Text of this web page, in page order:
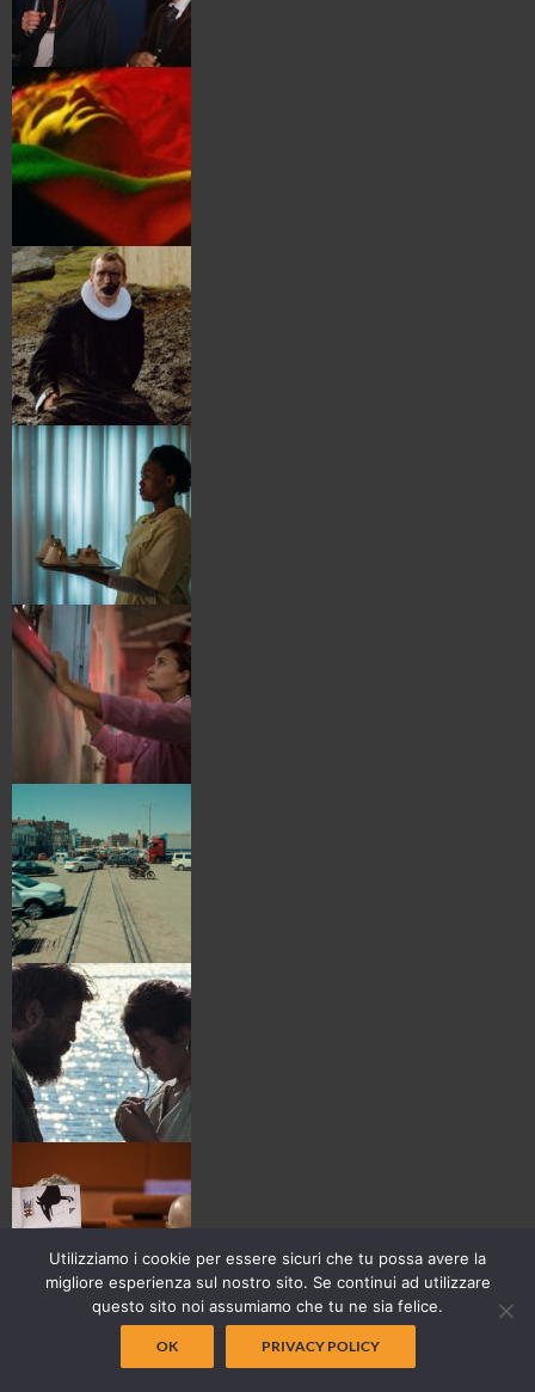
Utilizziamo i cookie per essere sicuri che tu possa avere la
migliore esperienza sul nostro sito. Se continui ad utilizzare
questo sito noi assumiamo che tu ne sia felice.
OK PRIVACY POLICY